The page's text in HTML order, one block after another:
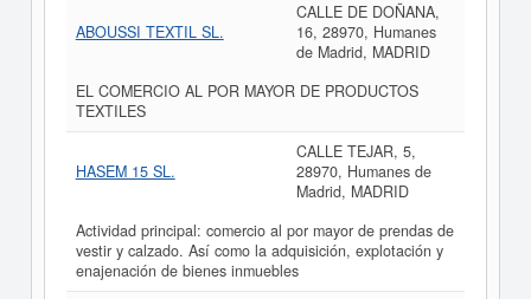
ABOUSSI TEXTIL SL.
CALLE DE DOÑANA,
16, 28970, Humanes
de Madrid, MADRID
EL COMERCIO AL POR MAYOR DE PRODUCTOS
TEXTILES
HASEM 15 SL.
CALLE TEJAR, 5,
28970, Humanes de
Madrid, MADRID
Actividad principal: comercio al por mayor de prendas de
vestir y calzado. Así como la adquisición, explotación y
enajenación de bienes inmuebles